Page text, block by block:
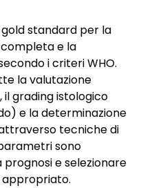
standard per la
e la
i criteri WHO.
la valutazione
grading istologico
e la determinazione
tecniche di
sono
e selezionare